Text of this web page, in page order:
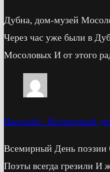
Дубна, дом-музей
Через час уже были в
Мосоловых И от этого
Василий - Всемирный
Всемирный День поэзии
Поэты всегда грезили И